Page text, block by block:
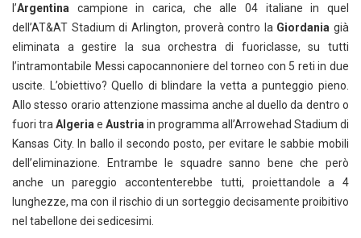
l’Argentina campione in carica, che alle 04 italiane in quel
dell’AT&AT Stadium di Arlington, proverà contro la Giordania già
eliminata a gestire la sua orchestra di fuoriclasse, su tutti
l’intramontabile Messi capocannoniere del torneo con 5 reti in due
uscite. L’obiettivo? Quello di blindare la vetta a punteggio pieno.
Allo stesso orario attenzione massima anche al duello da dentro o
fuori tra Algeria e Austria in programma all’Arrowehad Stadium di
Kansas City. In ballo il secondo posto, per evitare le sabbie mobili
dell’eliminazione. Entrambe le squadre sanno bene che però
anche un pareggio accontenterebbe tutti, proiettandole a 4
lunghezze, ma con il rischio di un sorteggio decisamente proibitivo
nel tabellone dei sedicesimi.